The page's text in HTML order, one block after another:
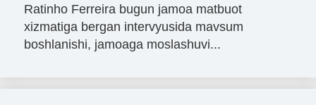
Ratinho Ferreira bugun jamoa matbuot
xizmatiga bergan intervyusida mavsum
boshlanishi, jamoaga moslashuvi...